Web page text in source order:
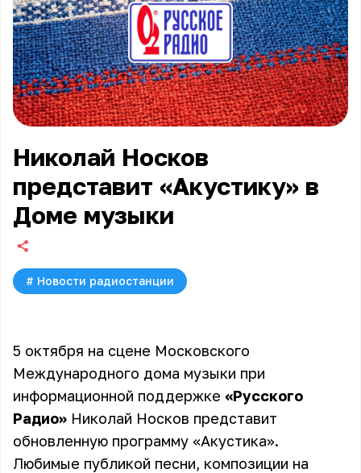
Николай Носков
представит «Акустику» в
Доме музыки
# Новости радиостанции
5 октября на сцене Московского
Международного дома музыки при
информационной поддержке «Русского
Радио» Николай Носков представит
обновленную программу «Акустика».
Любимые публикой песни, композиции на